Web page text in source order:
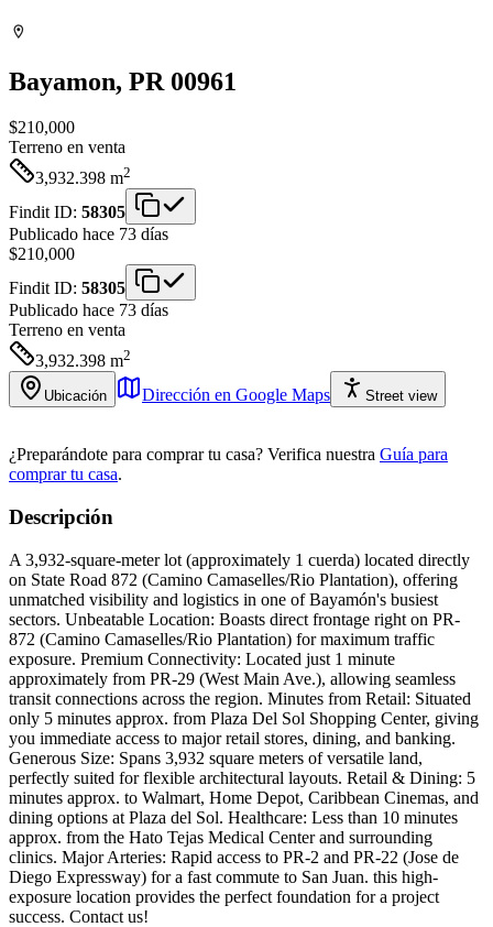
Bayamon, PR 00961
$210,000
Terreno en venta
3,932.398 m2
Findit ID: 58305
Publicado hace 73 días
$210,000
Findit ID: 58305
Publicado hace 73 días
Terreno en venta
3,932.398 m2
Ubicación Dirección en Google Maps Street view
¿Preparándote para comprar tu casa? Verifica nuestra Guía para
comprar tu casa.
Descripción
A 3,932-square-meter lot (approximately 1 cuerda) located directly
on State Road 872 (Camino Camaselles/Rio Plantation), offering
unmatched visibility and logistics in one of Bayamón's busiest
sectors. Unbeatable Location: Boasts direct frontage right on PR-
872 (Camino Camaselles/Rio Plantation) for maximum traffic
exposure. Premium Connectivity: Located just 1 minute
approximately from PR-29 (West Main Ave.), allowing seamless
transit connections across the region. Minutes from Retail: Situated
only 5 minutes approx. from Plaza Del Sol Shopping Center, giving
you immediate access to major retail stores, dining, and banking.
Generous Size: Spans 3,932 square meters of versatile land,
perfectly suited for flexible architectural layouts. Retail & Dining: 5
minutes approx. to Walmart, Home Depot, Caribbean Cinemas, and
dining options at Plaza del Sol. Healthcare: Less than 10 minutes
approx. from the Hato Tejas Medical Center and surrounding
clinics. Major Arteries: Rapid access to PR-2 and PR-22 (Jose de
Diego Expressway) for a fast commute to San Juan. this high-
exposure location provides the perfect foundation for a project
success. Contact us!